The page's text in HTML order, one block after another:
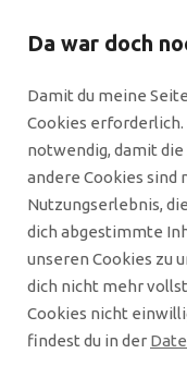
Da war doch
Damit du meine
Cookies erforderlich.
notwendig, damit
andere Cookies
Nutzungserlebnis,
dich abgestimmte
unseren Cookies zu
dich nicht mehr
Cookies nicht
findest du in der